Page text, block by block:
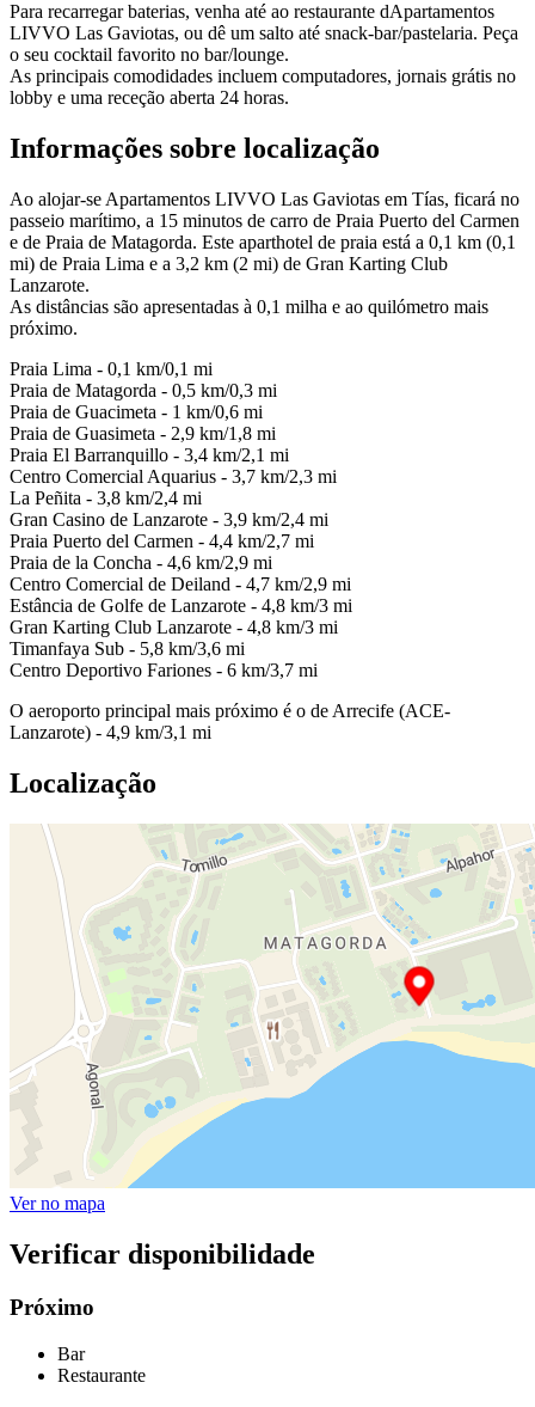
Para recarregar baterias, venha até ao restaurante dApartamentos
LIVVO Las Gaviotas, ou dê um salto até snack-bar/pastelaria. Peça
o seu cocktail favorito no bar/lounge.
As principais comodidades incluem computadores, jornais grátis no
lobby e uma receção aberta 24 horas.
Informações sobre localização
Ao alojar-se Apartamentos LIVVO Las Gaviotas em Tías, ficará no
passeio marítimo, a 15 minutos de carro de Praia Puerto del Carmen
e de Praia de Matagorda. Este aparthotel de praia está a 0,1 km (0,1
mi) de Praia Lima e a 3,2 km (2 mi) de Gran Karting Club
Lanzarote.
As distâncias são apresentadas à 0,1 milha e ao quilómetro mais
próximo.
Praia Lima - 0,1 km/0,1 mi
Praia de Matagorda - 0,5 km/0,3 mi
Praia de Guacimeta - 1 km/0,6 mi
Praia de Guasimeta - 2,9 km/1,8 mi
Praia El Barranquillo - 3,4 km/2,1 mi
Centro Comercial Aquarius - 3,7 km/2,3 mi
La Peñita - 3,8 km/2,4 mi
Gran Casino de Lanzarote - 3,9 km/2,4 mi
Praia Puerto del Carmen - 4,4 km/2,7 mi
Praia de la Concha - 4,6 km/2,9 mi
Centro Comercial de Deiland - 4,7 km/2,9 mi
Estância de Golfe de Lanzarote - 4,8 km/3 mi
Gran Karting Club Lanzarote - 4,8 km/3 mi
Timanfaya Sub - 5,8 km/3,6 mi
Centro Deportivo Fariones - 6 km/3,7 mi
O aeroporto principal mais próximo é o de Arrecife (ACE-
Lanzarote) - 4,9 km/3,1 mi
Localização
Ver no mapa
Verificar disponibilidade
Próximo
Bar
Restaurante